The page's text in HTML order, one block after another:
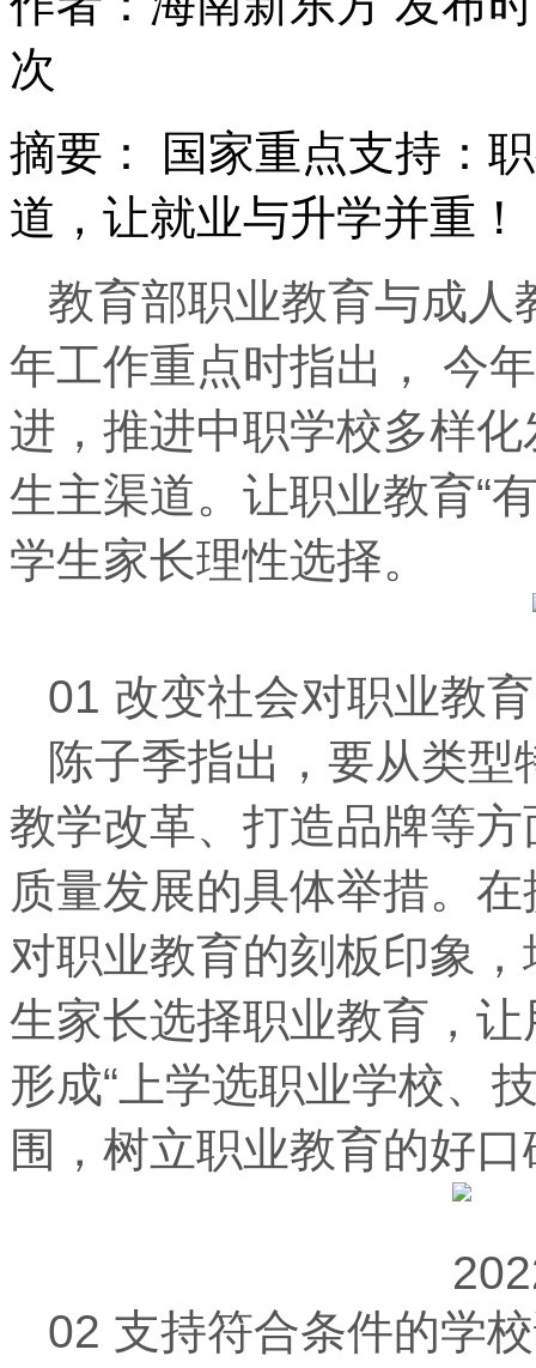
次
摘要：
国家重点支持：
道，让就业与升学并重！
教育部职业教育与成人
年工作重点时指出， 今
进，推进中职学校多样化
生主渠道。让职业教育“
学生家长理性选择。
01 改变社会对职业教
陈子季指出，要从类
教学改革、打造品牌等
质量发展的具体举措。
对职业教育的刻板印象
生家长选择职业教育，
形成“上学选职业学校、
围，树立职业教育的好口
02 支持符合条件的学